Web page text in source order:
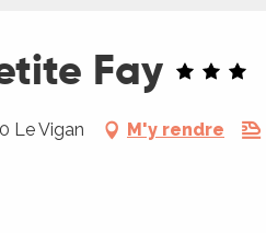
Fay
Le Vigan M'y rendre